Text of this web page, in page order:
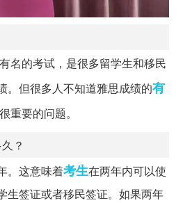
名的考试，是很多留学生和移民
。但很多人不知道雅思成绩的有
重要的问题。
？
。这意味着考生在两年内可以使
生签证或者移民签证。如果两年